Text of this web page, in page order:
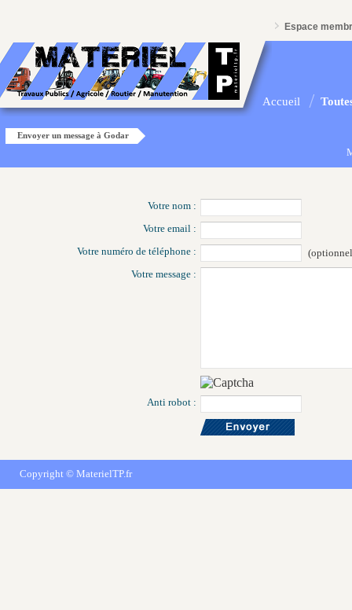
Espace
Accueil
Envoyer un message à Godar
Votre nom :
Votre email :
Votre numéro de téléphone :
Votre message :
Anti robot :
Copyright © MaterielTP.fr